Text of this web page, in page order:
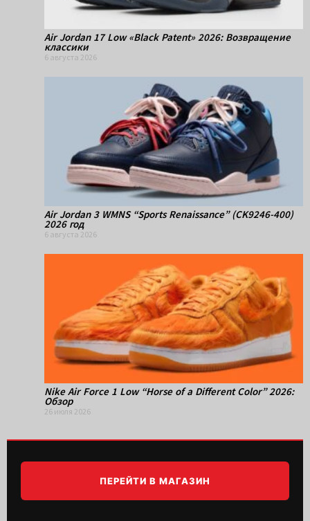
Air Jordan 17 Low «Black Patent» 2026: Возвращение
классики
6 августа 2026
Air Jordan 3 WMNS “Sports Renaissance” (CK9246-400)
2026 год
6 августа 2026
Nike Air Force 1 Low “Horse of a Different Color” 2026:
Обзор
26 июля 2026
ПЕРЕЙТИ В МАГАЗИН